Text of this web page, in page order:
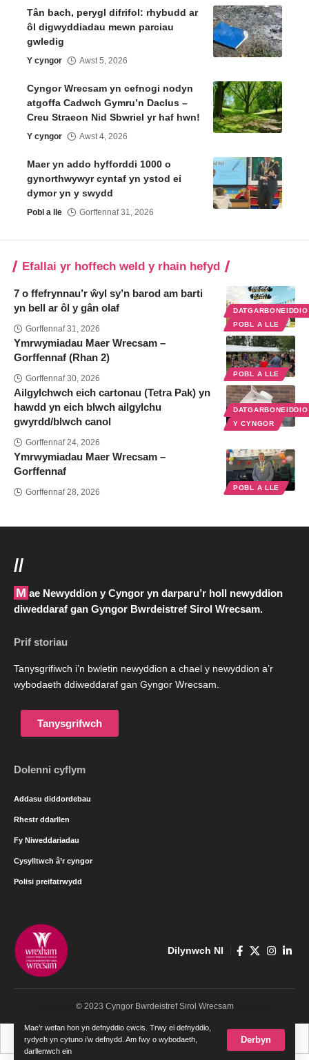
Mae’r wefan hon yn defnyddio cwcis. Trwy ei defnyddio,
rydych yn cytuno i’w defnydd. Am fwy o wybodaeth,
darllenwch ein
Derbyn
Tân bach, perygl difrifol: rhybudd ar
ôl digwyddiadau mewn parciau
gwledig
Y cyngor Awst 5, 2026
Cyngor Wrecsam yn cefnogi nodyn
atgoffa Cadwch Gymru’n Daclus –
Creu Straeon Nid Sbwriel yr haf hwn!
Y cyngor Awst 4, 2026
Maer yn addo hyfforddi 1000 o
gynorthwywyr cyntaf yn ystod ei
dymor yn y swydd
Pobl a lle Gorffennaf 31, 2026
Efallai yr hoffech weld y rhain hefyd
POBL A LLE
7 o ffefrynnau’r ŵyl sy’n barod am barti
yn bell ar ôl y gân olaf
Gorffennaf 31, 2026
POBL A LLE
Ymrwymiadau Maer Wrecsam –
Gorffennaf (Rhan 2)
Gorffennaf 30, 2026
Y CYNGOR
Ailgylchwch eich cartonau (Tetra Pak) yn
hawdd yn eich blwch ailgylchu
gwyrdd/blwch canol
Gorffennaf 24, 2026
POBL A LLE
Ymrwymiadau Maer Wrecsam –
Gorffennaf
Gorffennaf 28, 2026
//
Mae Newyddion y Cyngor yn darparu’r holl newyddion
diweddaraf gan Gyngor Bwrdeistref Sirol Wrecsam.
Prif storiau
Tanysgrifiwch i’n bwletin newyddion a chael y newyddion a’r
wybodaeth ddiweddaraf gan Gyngor Wrecsam.
Tanysgrifwch
Dolenni cyflym
Addasu diddordebau
Rhestr ddarllen
Fy Niweddariadau
Cysylltwch â’r cyngor
Polisi preifatrwydd
Dilynwch NI
© 2023 Cyngor Bwrdeistref Sirol Wrecsam
Cymraeg English